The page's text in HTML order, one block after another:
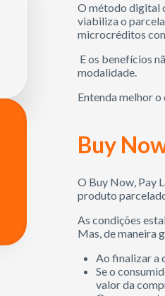
O método digital
viabiliza o
microcréditos
E os benefícios
modalidade.
Entenda melhor
Buy
O Buy Now, Pay
produto
As condições
Mas, de maneira
Ao finalizar a
Se o
valor da